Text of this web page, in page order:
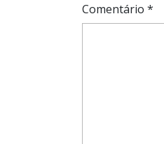
Comentário *